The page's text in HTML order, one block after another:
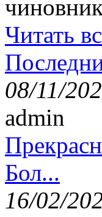
Читать
08/11/
admin
Бол...
16/02/